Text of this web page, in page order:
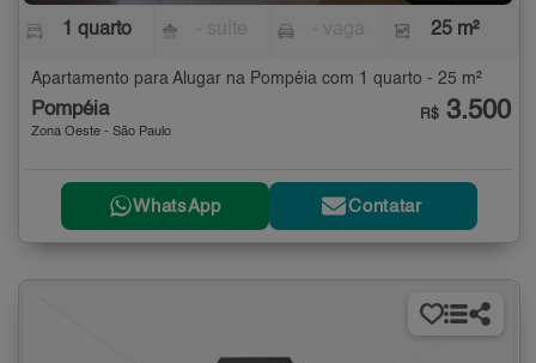
1 quarto 25 m²
Apartamento para Alugar na Pompéia com 1 quarto - 25 m²
Pompéia
Zona Oeste - São Paulo
R$ 3.500
WhatsApp Contatar